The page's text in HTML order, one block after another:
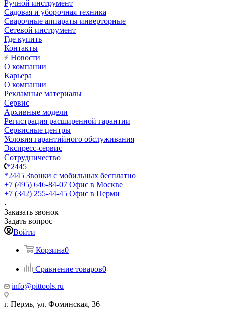
Ручной инструмент
Садовая и уборочная техника
Сварочные аппараты инверторные
Сетевой инструмент
Где купить
Контакты
Новости
О компании
Карьера
О компании
Рекламные материалы
Сервис
Архивные модели
Регистрация расширенной гарантии
Сервисные центры
Условия гарантийного обслуживания
Экспресс-сервис
Сотрудничество
*2445
*2445 Звонки с мобильных бесплатно
+7 (495) 646-84-07 Офис в Москве
+7 (342) 255-44-45 Офис в Перми
Заказать звонок
Задать вопрос
Войти
Корзина0
Сравнение товаров0
info@pittools.ru
г. Пермь, ул. Фоминская, 36